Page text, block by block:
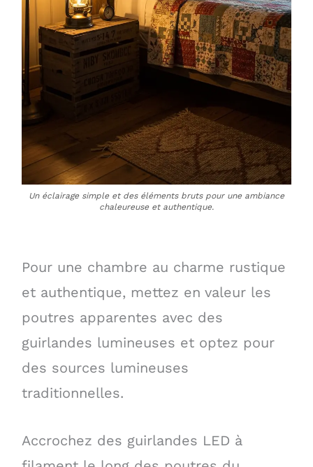
Un éclairage simple et des éléments bruts pour une ambiance
chaleureuse et authentique.
Pour une chambre au charme rustique
et authentique, mettez en valeur les
poutres apparentes avec des
guirlandes lumineuses et optez pour
des sources lumineuses
traditionnelles.
Accrochez des guirlandes LED à